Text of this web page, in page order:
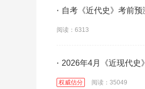
· 自考《近代史》考前
阅读：6313
· 2026年4月《近现代史
权威估分 阅读：35049